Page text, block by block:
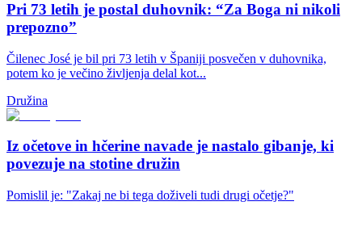
Pri 73 letih je postal duhovnik: “Za Boga ni nikoli
prepozno”
Čilenec José je bil pri 73 letih v Španiji posvečen v duhovnika,
potem ko je večino življenja delal kot...
Družina
Iz očetove in hčerine navade je nastalo gibanje, ki
povezuje na stotine družin
Pomislil je: "Zakaj ne bi tega doživeli tudi drugi očetje?"